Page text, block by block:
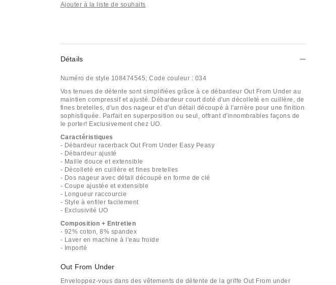
Ajouter à la liste de souhaits
Détails
Numéro de style 108474545; Code couleur : 034
Vos tenues de détente sont simplifiées grâce à ce débardeur Out From Under au
maintien compressif et ajusté. Débardeur court doté d'un décolleté en cuillère, de
fines bretelles, d'un dos nageur et d'un détail découpé à l'arrière pour une finition
sophistiquée. Parfait en superposition ou seul, offrant d'innombrables façons de
le porter! Exclusivement chez UO.
Caractéristiques
- Débardeur racerback Out From Under Easy Peasy
- Débardeur ajusté
- Maille douce et extensible
- Décolleté en cuillère et fines bretelles
- Dos nageur avec détail découpé en forme de clé
- Coupe ajustée et extensible
- Longueur raccourcie
- Style à enfiler facilement
- Exclusivité UO
Composition + Entretien
- 92% coton, 8% spandex
- Laver en machine à l'eau froide
- Importé
Out From Under
Enveloppez-vous dans des vêtements de détente de la griffe Out From under